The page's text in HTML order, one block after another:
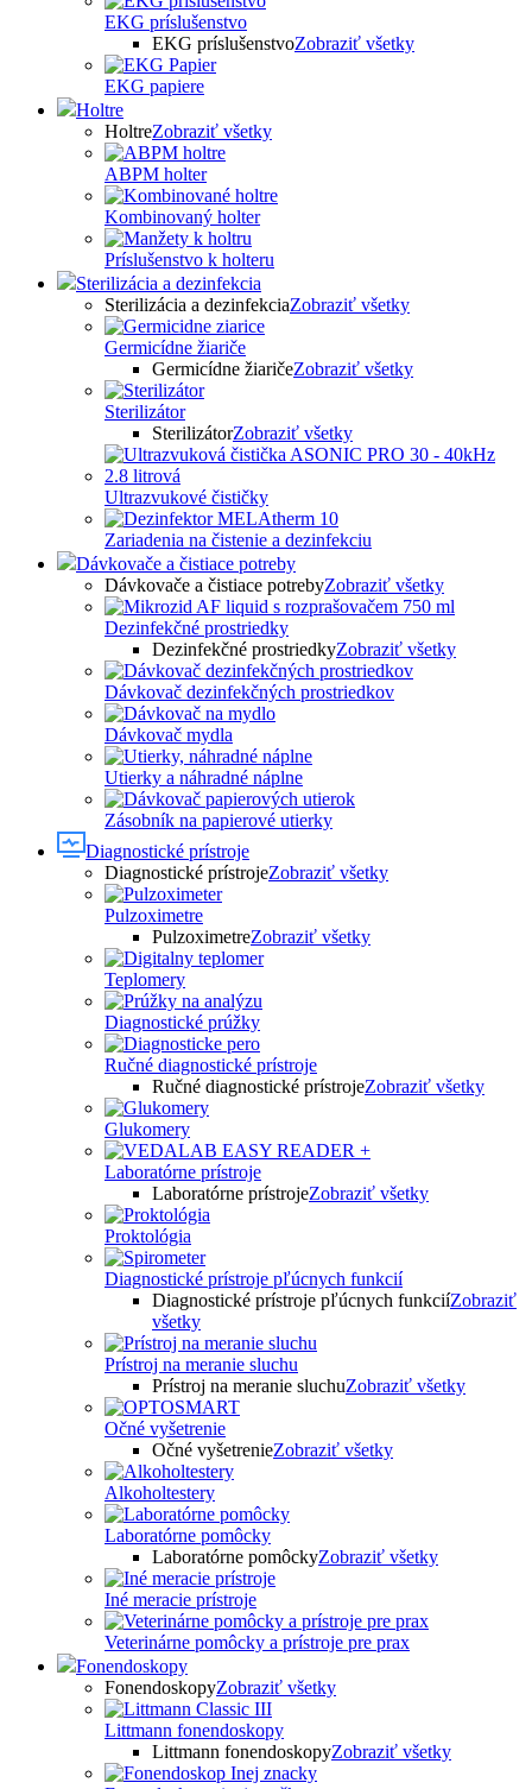
EKG príslušenstvo
EKG príslušenstvoZobraziť všetky
EKG papiere
Holtre
HoltreZobraziť všetky
ABPM holter
Kombinovaný holter
Príslušenstvo k holteru
Sterilizácia a dezinfekcia
Sterilizácia a dezinfekciaZobraziť všetky
Germicídne žiariče
Germicídne žiaričeZobraziť všetky
Sterilizátor
SterilizátorZobraziť všetky
Ultrazvukové čističky
Zariadenia na čistenie a dezinfekciu
Dávkovače a čistiace potreby
Dávkovače a čistiace potrebyZobraziť všetky
Dezinfekčné prostriedky
Dezinfekčné prostriedkyZobraziť všetky
Dávkovač dezinfekčných prostriedkov
Dávkovač mydla
Utierky a náhradné náplne
Zásobník na papierové utierky
Diagnostické prístroje
Diagnostické prístrojeZobraziť všetky
Pulzoximetre
PulzoximetreZobraziť všetky
Teplomery
Diagnostické prúžky
Ručné diagnostické prístroje
Ručné diagnostické prístrojeZobraziť všetky
Glukomery
Laboratórne prístroje
Laboratórne prístrojeZobraziť všetky
Proktológia
Diagnostické prístroje pľúcnych funkcií
Diagnostické prístroje pľúcnych funkciíZobraziť
všetky
Prístroj na meranie sluchu
Prístroj na meranie sluchuZobraziť všetky
Očné vyšetrenie
Očné vyšetrenieZobraziť všetky
Alkoholtestery
Laboratórne pomôcky
Laboratórne pomôckyZobraziť všetky
Iné meracie prístroje
Veterinárne pomôcky a prístroje pre prax
Fonendoskopy
FonendoskopyZobraziť všetky
Littmann fonendoskopy
Littmann fonendoskopyZobraziť všetky